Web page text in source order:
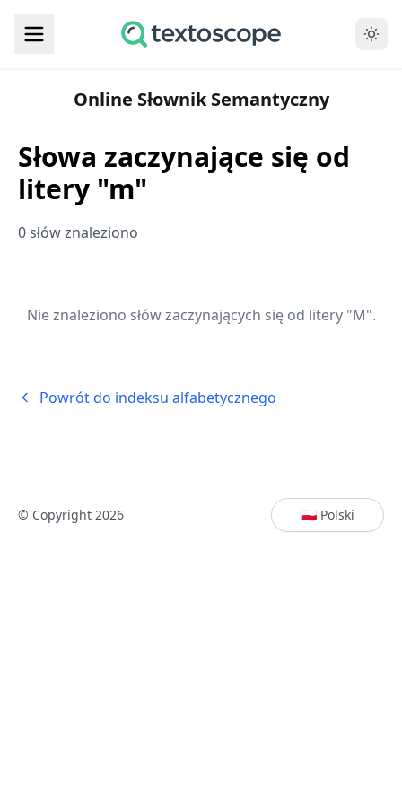
Online Słownik Semantyczny
Słowa zaczynające się od
litery "m"
0 słów znaleziono
Nie znaleziono słów zaczynających się od litery "M".
Powrót do indeksu alfabetycznego
© Copyright 2026